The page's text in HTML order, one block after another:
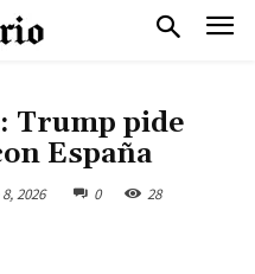
Trump pide
España
2026 0 28